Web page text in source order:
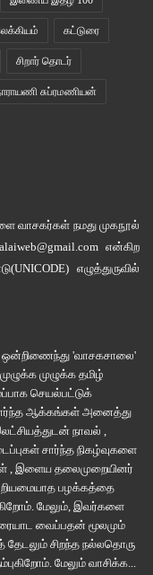
கட்டுரை
சிறார் தொடர்
சுப்ரமணியன்
வாசகர்கள் நமது முகநூல்
என்கிற
எழுத்துருவில்
'வாசகசாலை'
முழுக்க தமிழ்
செயல்பட்டுக்
ஆக்கங்கள் அனைத்து
நாவல் ,
சார்ந்த நிகழ்வுகளை
, இளைய தலைமுறையினர்
பழக்கத்தை
மேலும், இவர்களை
வைப்பதன் மூலமும்
தேடலும் சிறந்த நல்லதொரு
மேலும் வாசிக்க...